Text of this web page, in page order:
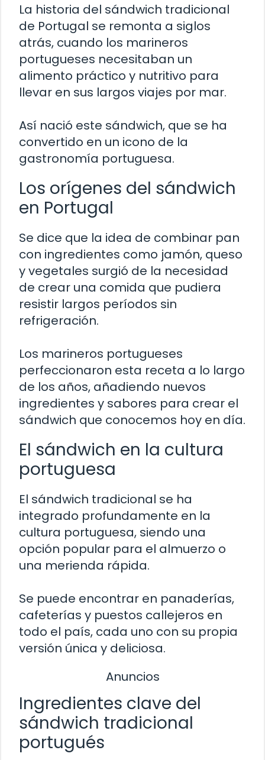
La historia del sándwich tradicional
de Portugal se remonta a siglos
atrás, cuando los marineros
portugueses necesitaban un
alimento práctico y nutritivo para
llevar en sus largos viajes por mar.
Así nació este sándwich, que se ha
convertido en un icono de la
gastronomía portuguesa.
Los orígenes del sándwich
en Portugal
Se dice que la idea de combinar pan
con ingredientes como jamón, queso
y vegetales surgió de la necesidad
de crear una comida que pudiera
resistir largos períodos sin
refrigeración.
Los marineros portugueses
perfeccionaron esta receta a lo largo
de los años, añadiendo nuevos
ingredientes y sabores para crear el
sándwich que conocemos hoy en día.
El sándwich en la cultura
portuguesa
El sándwich tradicional se ha
integrado profundamente en la
cultura portuguesa, siendo una
opción popular para el almuerzo o
una merienda rápida.
Se puede encontrar en panaderías,
cafeterías y puestos callejeros en
todo el país, cada uno con su propia
versión única y deliciosa.
Anuncios
Ingredientes clave del
sándwich tradicional
portugués